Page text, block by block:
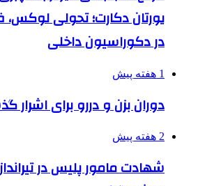
یورتان دکارت؛ تحولی
در دکوراسیون داخلی
1 هفته پیش
دوران بزن و دررو برای
2 هفته پیش
شهادت مامور پلیس در